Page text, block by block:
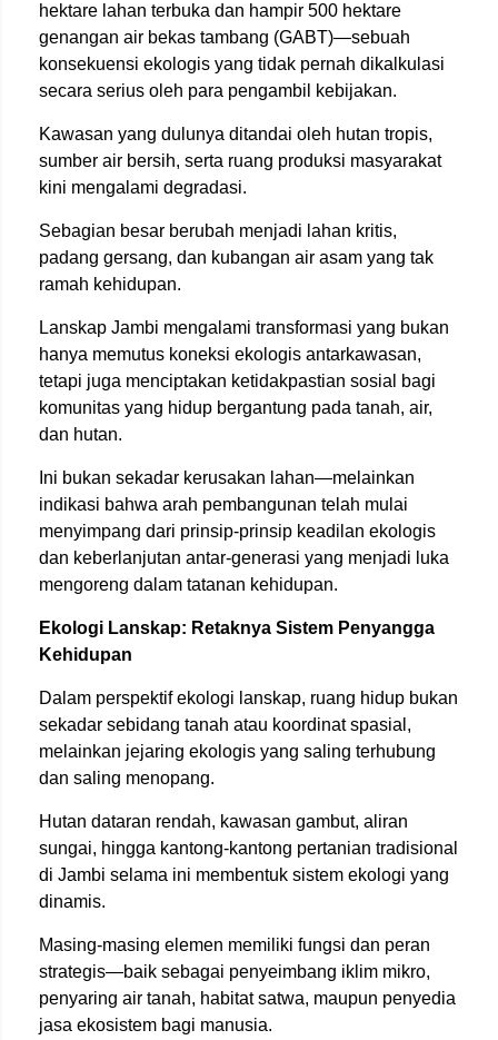
hektare lahan terbuka dan hampir 500 hektare
genangan air bekas tambang (GABT)—sebuah
konsekuensi ekologis yang tidak pernah dikalkulasi
secara serius oleh para pengambil kebijakan.
Kawasan yang dulunya ditandai oleh hutan tropis,
sumber air bersih, serta ruang produksi masyarakat
kini mengalami degradasi.
Sebagian besar berubah menjadi lahan kritis,
padang gersang, dan kubangan air asam yang tak
ramah kehidupan.
Lanskap Jambi mengalami transformasi yang bukan
hanya memutus koneksi ekologis antarkawasan,
tetapi juga menciptakan ketidakpastian sosial bagi
komunitas yang hidup bergantung pada tanah, air,
dan hutan.
Ini bukan sekadar kerusakan lahan—melainkan
indikasi bahwa arah pembangunan telah mulai
menyimpang dari prinsip-prinsip keadilan ekologis
dan keberlanjutan antar-generasi yang menjadi luka
mengoreng dalam tatanan kehidupan.
Ekologi Lanskap: Retaknya Sistem Penyangga
Kehidupan
Dalam perspektif ekologi lanskap, ruang hidup bukan
sekadar sebidang tanah atau koordinat spasial,
melainkan jejaring ekologis yang saling terhubung
dan saling menopang.
Hutan dataran rendah, kawasan gambut, aliran
sungai, hingga kantong-kantong pertanian tradisional
di Jambi selama ini membentuk sistem ekologi yang
dinamis.
Masing-masing elemen memiliki fungsi dan peran
strategis—baik sebagai penyeimbang iklim mikro,
penyaring air tanah, habitat satwa, maupun penyedia
jasa ekosistem bagi manusia.